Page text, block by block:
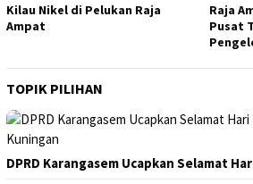
Kilau Nikel di Pelukan Raja
Ampat
Raja
Pusat
TOPIK PILIHAN
DPRD Karangasem Ucapkan Selamat